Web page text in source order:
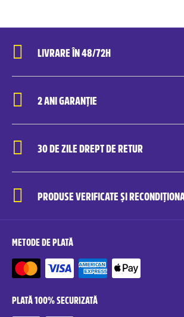
LIVRARE ÎN 48/72H
2 ANI GARANȚIE
30 DE ZILE DREPT DE RETUR
PRODUSE VERIFICATE ȘI
METODE DE PLATĂ
PLATĂ 100% SECURIZATĂ